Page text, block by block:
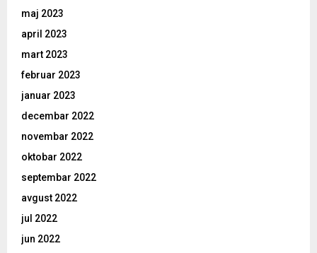
maj 2023
april 2023
mart 2023
februar 2023
januar 2023
decembar 2022
novembar 2022
oktobar 2022
septembar 2022
avgust 2022
jul 2022
jun 2022